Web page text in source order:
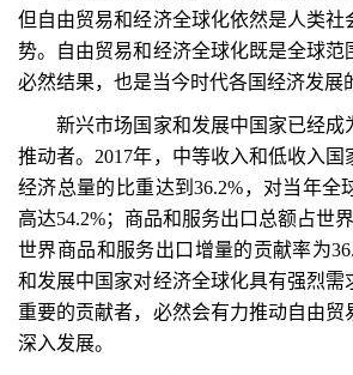
但自由贸易和经济全球化依然是人类社
势。自由贸易和经济全球化既是全球范
必然结果，也是当今时代各国经济发展
新兴市场国家和发展中国家已经成
推动者。2017年，中等收入和低收入国
经济总量的比重达到36.2%，对当年全
高达54.2%；商品和服务出口总额占世
世界商品和服务出口增量的贡献率为
和发展中国家对经济全球化具有强烈需
重要的贡献者，必然会有力推动自由贸
深入发展。